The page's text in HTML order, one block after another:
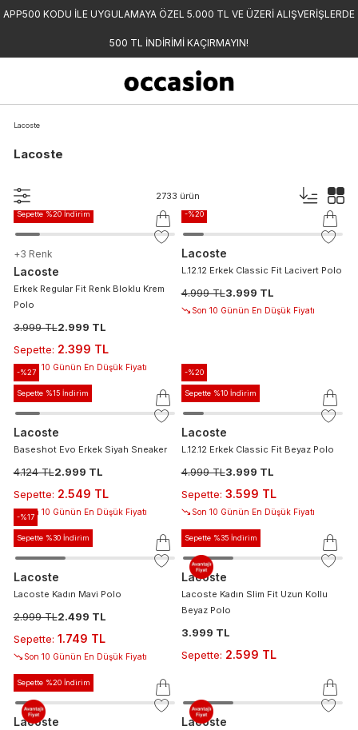
APP500 KODU İLE UYGULAMAYA ÖZEL 5.000 TL VE ÜZERİ ALIŞVERİŞLERDE
500 TL İNDİRİMİ KAÇIRMAYIN!
Lacoste
Lacoste
2733 ürün
-%25
Sepette %20 İndirim
+3 Renk
Lacoste
Erkek Regular Fit Renk Bloklu Krem
Polo
3.999 TL2.999 TL
Sepette: 2.399 TL
Son 10 Günün En Düşük Fiyatı
-%20
Lacoste
L.12.12 Erkek Classic Fit Lacivert Polo
4.999 TL3.999 TL
Son 10 Günün En Düşük Fiyatı
-%27
Sepette %15 İndirim
Lacoste
Baseshot Evo Erkek Siyah Sneaker
4.124 TL2.999 TL
Sepette: 2.549 TL
Son 10 Günün En Düşük Fiyatı
-%20
Sepette %10 İndirim
Lacoste
L.12.12 Erkek Classic Fit Beyaz Polo
4.999 TL3.999 TL
Sepette: 3.599 TL
Son 10 Günün En Düşük Fiyatı
-%17
Sepette %30 İndirim
Lacoste
Lacoste Kadın Mavi Polo
2.999 TL2.499 TL
Sepette: 1.749 TL
Son 10 Günün En Düşük Fiyatı
Sepette %35 İndirim
Lacoste
Lacoste Kadın Slim Fit Uzun Kollu
Beyaz Polo
3.999 TL
Sepette: 2.599 TL
Sepette %20 İndirim
Lacoste Lacoste